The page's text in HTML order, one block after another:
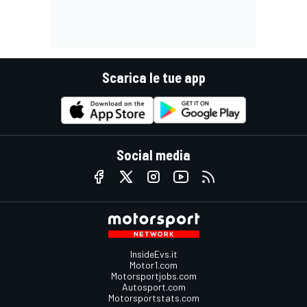
Scarica le tue app
Social media
InsideEvs.it
Motor1.com
Motorsportjobs.com
Autosport.com
Motorsportstats.com